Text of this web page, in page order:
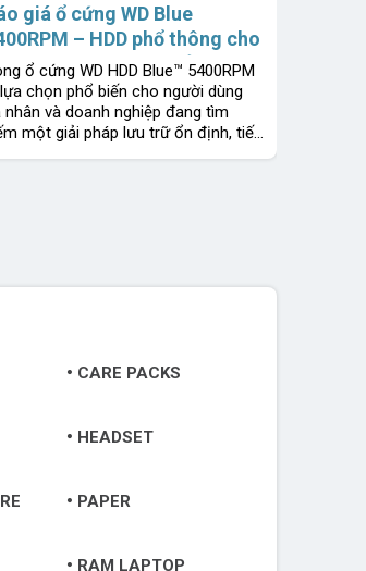
giá ổ cứng WD Blue
– HDD phổ thông cho
tính văn phòng | Bảo hành
1 đổi 1 | Chính hãng
Digital
ổ cứng WD HDD Blue™ 5400RPM
chọn phổ biến cho người dùng
nhân và doanh nghiệp đang tìm
một giải pháp lưu trữ ổn định, tiết
CARE PACKS
HEADSET
PAPER
RAM LAPTOP